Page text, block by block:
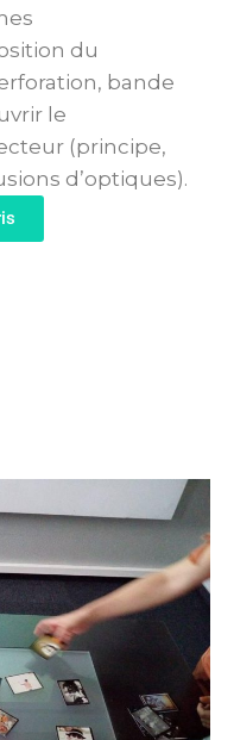
du
bande
le
(principe,
d’optiques).